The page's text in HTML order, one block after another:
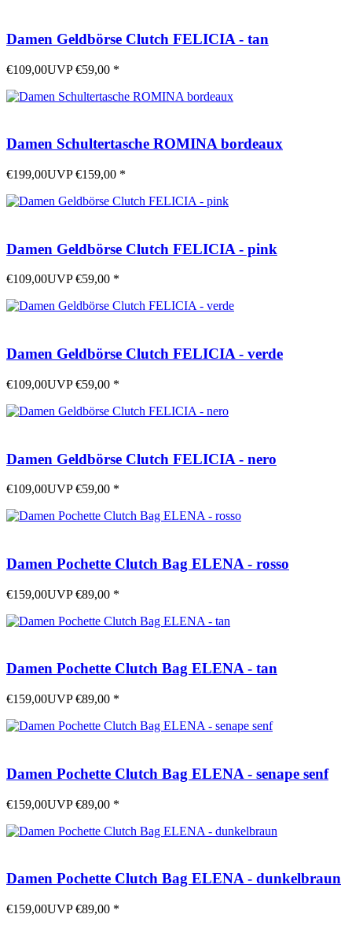
Damen Geldbörse Clutch FELICIA - tan
€109,00UVP€59,00 *
Damen Schultertasche ROMINA bordeaux
€199,00UVP€159,00 *
Damen Geldbörse Clutch FELICIA - pink
€109,00UVP€59,00 *
Damen Geldbörse Clutch FELICIA - verde
€109,00UVP€59,00 *
Damen Geldbörse Clutch FELICIA - nero
€109,00UVP€59,00 *
Damen Pochette Clutch Bag ELENA - rosso
€159,00UVP€89,00 *
Damen Pochette Clutch Bag ELENA - tan
€159,00UVP€89,00 *
Damen Pochette Clutch Bag ELENA - senape senf
€159,00UVP€89,00 *
Damen Pochette Clutch Bag ELENA - dunkelbraun
€159,00UVP€89,00 *